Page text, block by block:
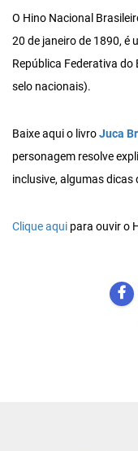
O Hino Nacional
20 de janeiro de 1890, é
República Federativa
selo nacionais).
Baixe aqui o livroJuca
personagem resolve
inclusive, algumas dicas
Clique aqui para ouvir o